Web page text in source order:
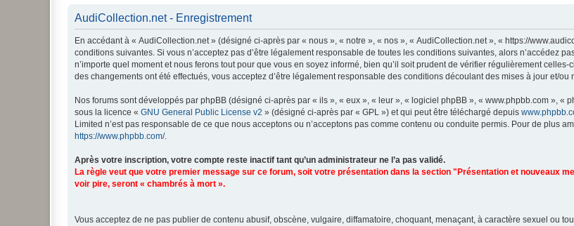
AudiCollection.net - Enregistrement
En accédant à « AudiCollection.net » (désigné ci-après par « nous », « notre », « nos », « AudiCollection.net », « https://
conditions suivantes. Si vous n’acceptez pas d’être légalement responsable de toutes les conditions suivantes, alors n’accédez
n’importe quel moment et nous ferons tout pour que vous en soyez informé, bien qu’il soit prudent de vérifier régulièrement
des changements ont été effectués, vous acceptez d’être légalement responsable des conditions découlant des mises à jour et/ou
Nos forums sont développés par phpBB (désigné ci-après par « ils », « eux », « leur », « logiciel phpBB », « www.phpbb.com », «
sous la licence « GNU General Public License v2 » (désigné ci-après par « GPL ») et qui peut être téléchargé depuis
Limited n’est pas responsable de ce que nous acceptons ou n’acceptons pas comme contenu ou conduite permis. Pour de plus
https://www.phpbb.com/.
Après votre inscription, votre compte reste inactif tant qu’un administrateur ne l’a pas validé.
La règle veut que votre premier message sur ce forum, soit votre présentation dans la section "Présentation et nouveaux
voir pire, seront « chambrés à mort ».
Vous acceptez de ne pas publier de contenu abusif, obscène, vulgaire, diffamatoire, choquant, menaçant, à caractère sexuel ou